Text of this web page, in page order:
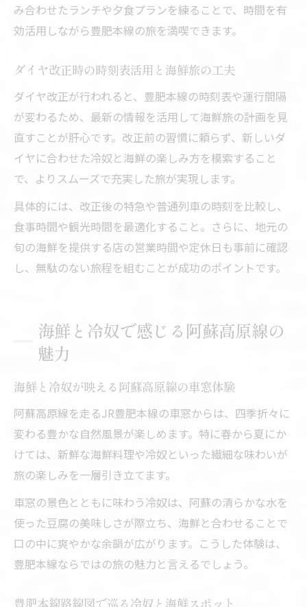
み合わせたランチや夕食プランを練ることで、時間を有
効活用しながら豊肥本線の旅を満喫できます。
ダイヤ改正時の時刻表活用と海鮮旅の工夫
ダイヤ改正が行われると、豊肥本線の時刻表や運行間隔
が変わるため、最新の情報を活用して海鮮旅の計画を見
直すことが肝心です。改正前の習慣に頼らず、新しいダ
イヤに合わせた冷奴と海鮮の楽しみ方を模索すること
で、よりスムーズで充実した旅が実現します。
具体的には、改正後の特急や普通列車の時刻を比較し、
食事時間や観光時間を最適化すること。さらに、地元の
旬の海鮮を提供する店の営業時間や定休日も事前に確認
し、無駄のない旅程を組むことが成功のポイントです。
海鮮と冷奴で感じる阿蘇高原線の
魅力
海鮮と冷奴が映える阿蘇高原線の車窓体験
阿蘇高原線を走るJR豊肥本線の車窓からは、四季折々に
変わる豊かな自然風景が楽しめます。特に春から夏にか
けては、新鮮な海鮮料理や冷奴といった繊細な味わいが
旅の楽しみを一層引き立てます。
車窓の景色とともに味わう冷奴は、阿蘇の清らかな水を
使った豆腐の美味しさが際立ち、海鮮と合わせることで
口の中に爽やかな余韻が広がります。こうした体験は、
豊肥本線ならではの旅の魅力と言えるでしょう。
豊肥本線路線図で巡る冷奴と海鮮スポット